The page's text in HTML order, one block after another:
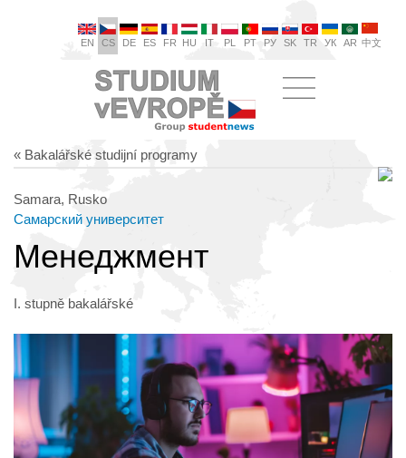
EN CS DE ES FR HU IT PL PT РУ SK TR УК AR 中文
« Bakalářské studijní programy
Samara, Rusko
Самарский университет
Менеджмент
I. stupně bakalářské